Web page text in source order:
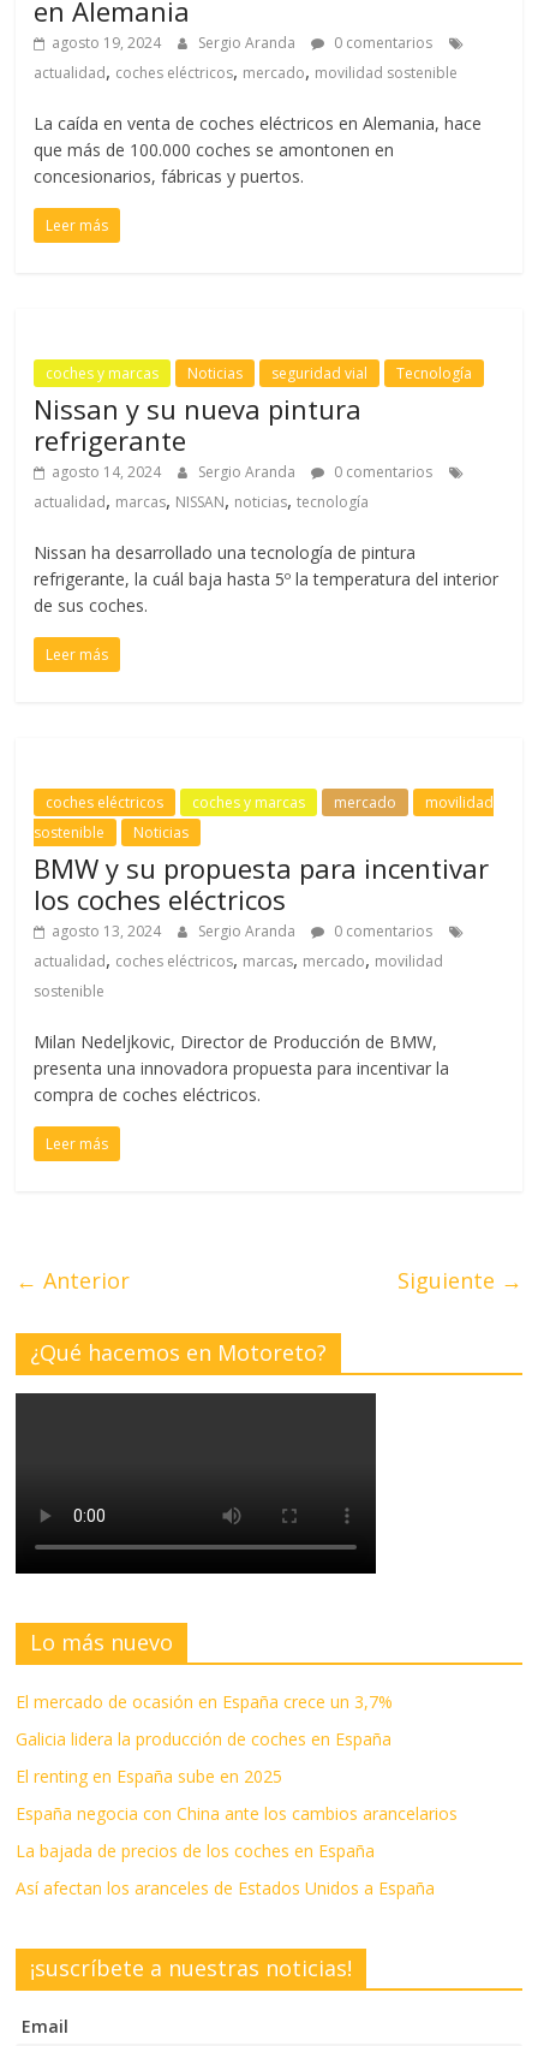
en Alemania
agosto 19, 2024 Sergio Aranda
0 comentarios
actualidad, coches eléctricos, mercado, movilidad sostenible
La caída en venta de coches eléctricos en Alemania, hace
que más de 100.000 coches se amontonen en
concesionarios, fábricas y puertos.
Leer más
coches y marcas Noticias seguridad vial Tecnología
Nissan y su nueva pintura
refrigerante
agosto 14, 2024 Sergio Aranda
0 comentarios
actualidad, marcas, NISSAN, noticias,tecnología
Nissan ha desarrollado una tecnología de pintura
refrigerante, la cuál baja hasta 5º la temperatura del interior
de sus coches.
Leer más
coches eléctricos coches y marcas mercado
movilidad
sostenible
Noticias
BMW y su propuesta para incentivar
los coches eléctricos
agosto 13, 2024 Sergio Aranda
0 comentarios
actualidad, coches eléctricos, marcas, mercado, movilidad
sostenible
Milan Nedeljkovic, Director de Producción de BMW,
presenta una innovadora propuesta para incentivar la
compra de coches eléctricos.
Leer más
← Anterior Siguiente →
¿Qué hacemos en Motoreto?
Lo más nuevo
El mercado de ocasión en España crece un 3,7%
Galicia lidera la producción de coches en España
El renting en España sube en 2025
España negocia con China ante los cambios arancelarios
La bajada de precios de los coches en España
Así afectan los aranceles de Estados Unidos a España
¡suscríbete a nuestras noticias!
Email